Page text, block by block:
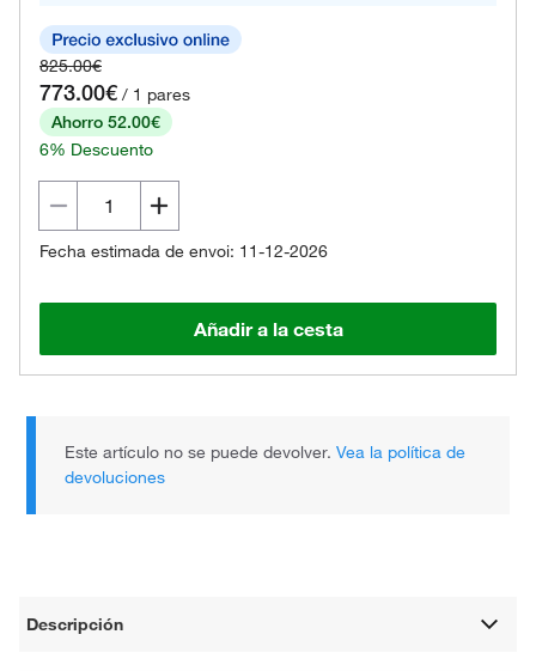
825.00€
773.00€ / 1 pares
Ahorro 52.00€
6% Descuento
Fecha estimada de envoi: 11-12-2026
Añadir a la cesta
Este artículo no se puede devolver.Vea la política de
devoluciones
Descripción